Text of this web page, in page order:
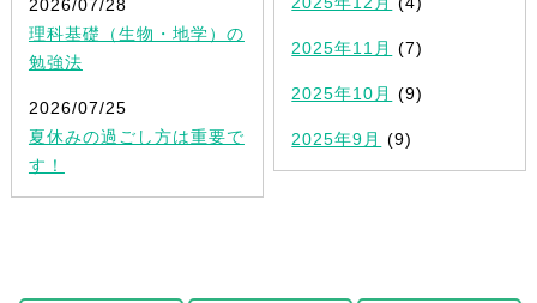
2026/07/28
理科基礎（生物・地学）の
勉強法
2026/07/25
夏休みの過ごし方は重要で
す！
2025年11月 (7)
2025年10月 (9)
2025年9月 (9)